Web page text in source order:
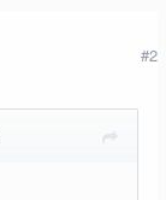
#2